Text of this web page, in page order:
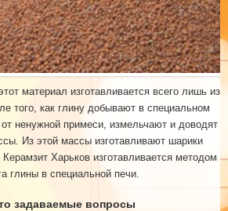
материал изготавливается всего лишь из
того, как глину добывают в специальном
ненужной примеси, измельчают и доводят
Из этой массы изготавливают шарики
Харьков изготавливается методом
глины в специальной печи.
задаваемые вопросы